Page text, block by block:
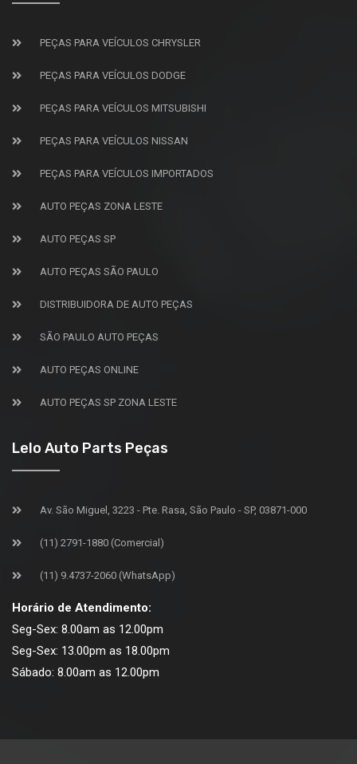
PEÇAS PARA VEÍCULOS CHRYSLER
PEÇAS PARA VEÍCULOS DODGE
PEÇAS PARA VEÍCULOS MITSUBISHI
PEÇAS PARA VEÍCULOS NISSAN
PEÇAS PARA VEÍCULOS IMPORTADOS
AUTO PEÇAS ZONA LESTE
AUTO PEÇAS SP
AUTO PEÇAS SÃO PAULO
DISTRIBUIDORA DE AUTO PEÇAS
SÃO PAULO AUTO PEÇAS
AUTO PEÇAS ONLINE
AUTO PEÇAS SP ZONA LESTE
Lelo Auto Parts Peças
Av. São Miguel, 3223 - Pte. Rasa, São Paulo - SP, 03871-000
(11) 2791-1880 (Comercial)
(11) 9.4737-2060 (WhatsApp)
Horário de Atendimento:
Seg-Sex: 8.00am as 12.00pm
Seg-Sex: 13.00pm as 18.00pm
Sábado: 8.00am as 12.00pm